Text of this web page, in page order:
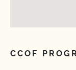
CCOF